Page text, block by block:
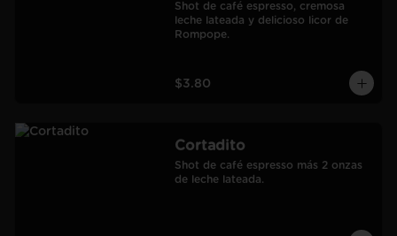
Shot de café espresso, cremosa
leche lateada y delicioso licor de
Rompope.
$3.80
Cortadito
Shot de café espresso más 2 onzas
de leche lateada.